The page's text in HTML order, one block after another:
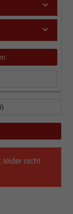
leider nicht
)